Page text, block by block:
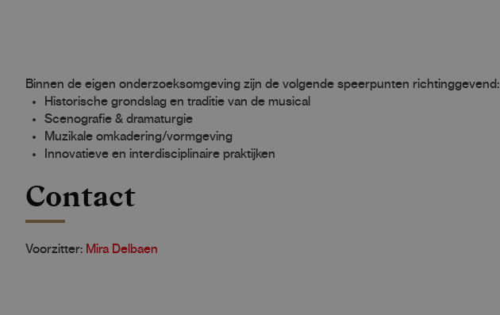
Binnen de eigen onderzoeksomgeving zijn de volgende speerpunten richtinggevend:
Historische grondslag en traditie van de musical
Scenografie & dramaturgie
Muzikale omkadering/vormgeving
Innovatieve en interdisciplinaire praktijken
Contact
Voorzitter: Mira Delbaen